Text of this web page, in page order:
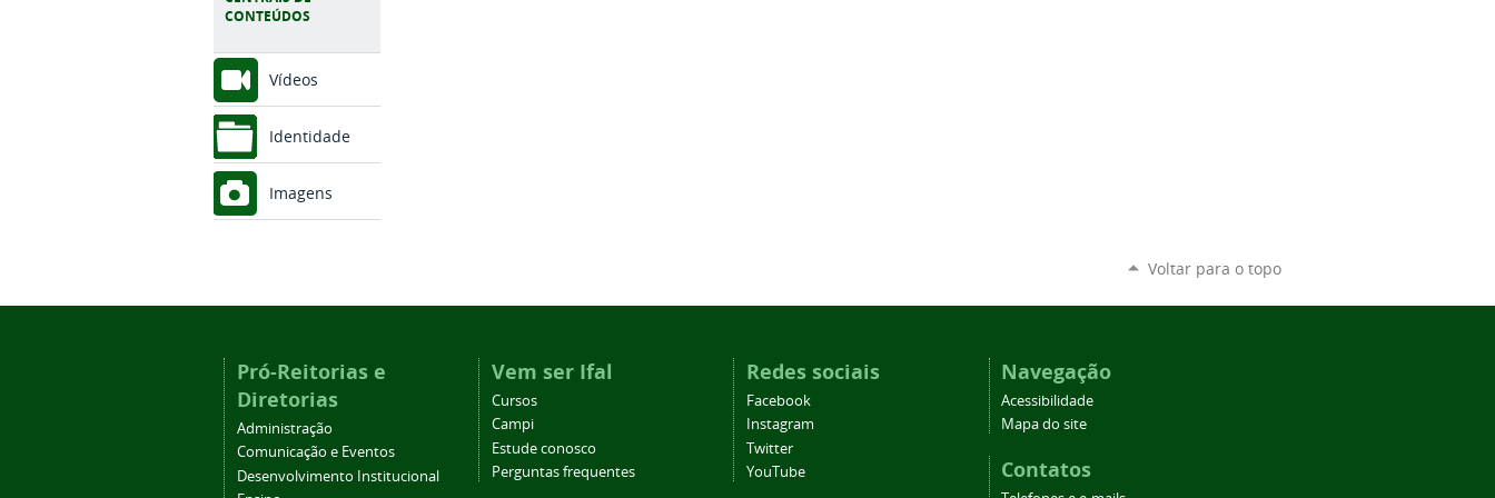
CONTEÚDOS
Vídeos
Identidade
Imagens
Voltar para o topo
Pró-Reitorias e
Diretorias
Administração
Comunicação e Eventos
Desenvolvimento Institucional
Vem ser Ifal
Cursos
Campi
Estude conosco
Perguntas frequentes
Redes sociais
Facebook
Instagram
Twitter
YouTube
Navegação
Acessibilidade
Mapa do site
Contatos